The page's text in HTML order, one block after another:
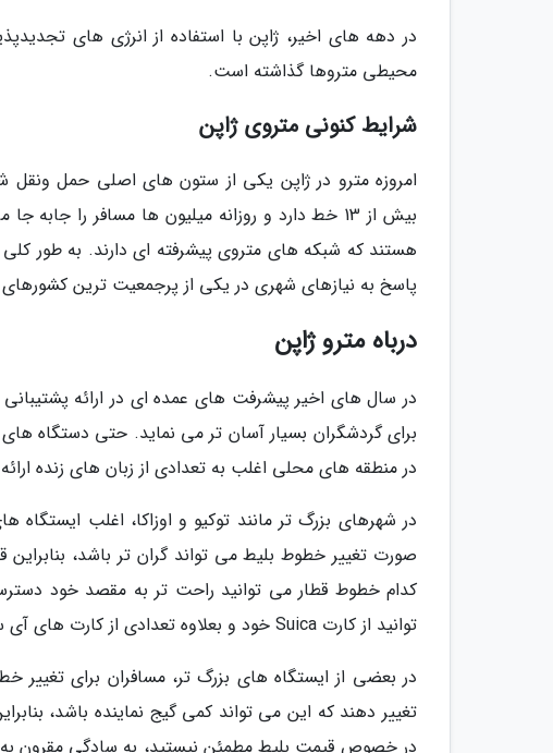
در دهه های اخیر، ژاپن با استفاده از انرژی های
محیطی متروها گذاشته است.
شرایط کنونی متروی ژاپن
امروزه مترو در ژاپن یکی از ستون های اصلی حمل
بیش از 13 خط دارد و روزانه میلیون ها مسافر را
هستند که شبکه های متروی پیشرفته ای دارند. به طور
پاسخ به نیازهای شهری در یکی از پرجمعیت ترین
درباه مترو ژاپن
در سال های اخیر پیشرفت های عمده ای در ارائه
برای گردشگران بسیار آسان تر می نماید. حتی دستگاه
در منطقه های محلی اغلب به تعدادی از زبان های زنده
در شهرهای بزرگ تر مانند توکیو و اوزاکا، اغلب
صورت تغییر خطوط بلیط می تواند گران تر باشد، بنابراین
کدام خطوط قطار می توانید راحت تر به مقصد خود
توانید از کارت Suica خود و بعلاوه تعدادی از کارت های آی سی محلی دیگر بهره ببرید.
در بعضی از ایستگاه های بزرگ تر، مسافران برای تغییر
تغییر دهند که این می تواند کمی گیج نماینده باشد،
در خصوص قیمت بلیط مطمئن نیستید، به سادگی مقرون به